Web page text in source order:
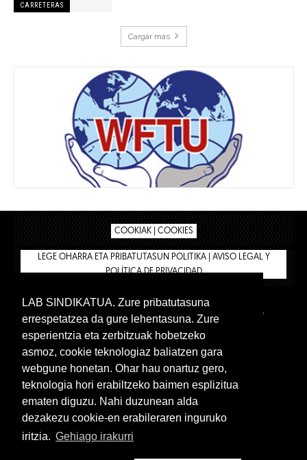
CARRETERAS
Cargar más
COOKIAK | COOKIES
LEGE OHARRA ETA PRIBATUTASUN POLITIKA | AVISO LEGAL Y
POLÍTICA DE PRIVACIDAD
BIZILAN.EUS
TIENDA
INTRANET 🔑
Euskera Castellano
LAB SINDIKATUA. Zure pribatutasuna
errespetatzea da gure lehentasuna. Zure
esperientzia eta zerbitzuak hobetzeko
asmoz, cookie teknologiaz baliatzen gara
webgune honetan. Ohar hau onartuz gero,
teknologia hori erabiltzeko baimen esplizitua
ematen diguzu. Nahi duzunean alda
dezakezu cookie-en erabileraren inguruko
iritzia. Gehiago irakurri